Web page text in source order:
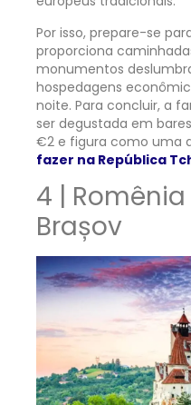
Por isso, prepare-se
proporciona
monumentos
hospedagens
noite. Para concluir, a
ser degustada em
€2 e figura como uma
fazer na República
4 |
Brașov